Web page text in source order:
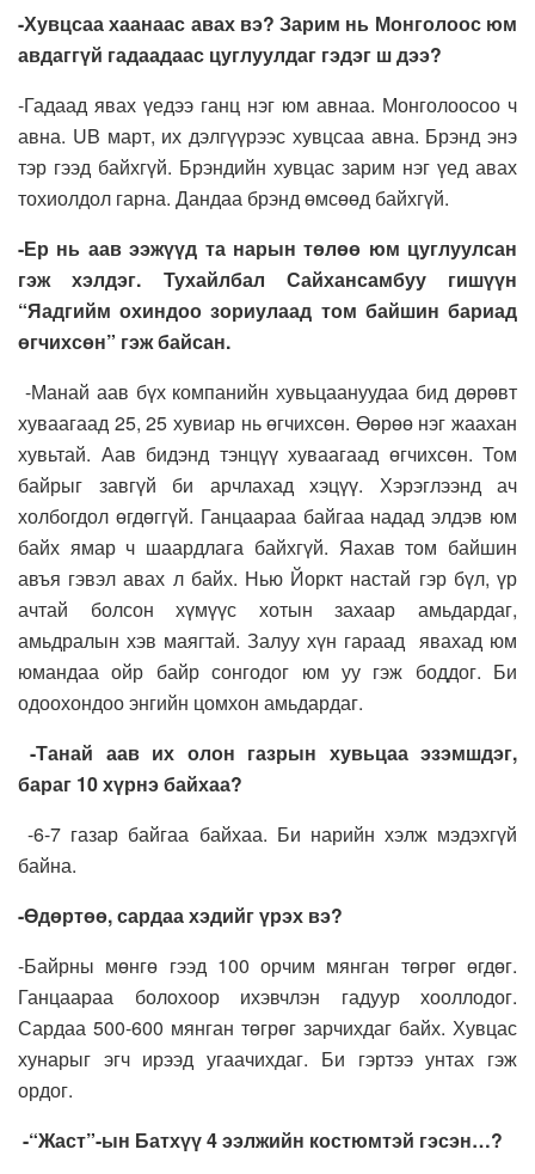
-Хувцсаа хаанаас авах вэ? Зарим нь Монголоос юм
авдаггүй гадаадаас цуглуулдаг гэдэг ш дээ?
-Гадаад явах үедээ ганц нэг юм авнаа. Монголоосоо ч
авна. UB март, их дэлгүүрээс хувцсаа авна. Брэнд энэ
тэр гээд байхгүй. Брэндийн хувцас зарим нэг үед авах
тохиолдол гарна. Дандаа брэнд өмсөөд байхгүй.
-Ер нь аав ээжүүд та нарын төлөө юм цуглуулсан
гэж хэлдэг. Тухайлбал Сайхансамбуу гишүүн
“Яадгийм охиндоо зориулаад том байшин бариад
өгчихсөн” гэж байсан.
-Манай аав бүх компанийн хувьцаануудаа бид дөрөвт
хуваагаад 25, 25 хувиар нь өгчихсөн. Өөрөө нэг жаахан
хувьтай. Аав бидэнд тэнцүү хуваагаад өгчихсөн. Том
байрыг завгүй би арчлахад хэцүү. Хэрэглээнд ач
холбогдол өгдөггүй. Ганцаараа байгаа надад элдэв юм
байх ямар ч шаардлага байхгүй. Яахав том байшин
авъя гэвэл авах л байх. Нью Йоркт настай гэр бүл, үр
ачтай болсон хүмүүс хотын захаар амьдардаг,
амьдралын хэв маягтай. Залуу хүн гараад явахад юм
юмандаа ойр байр сонгодог юм уу гэж боддог. Би
одоохондоо энгийн цомхон амьдардаг.
-Танай аав их олон газрын хувьцаа эзэмшдэг,
бараг 10 хүрнэ байхаа?
-6-7 газар байгаа байхаа. Би нарийн хэлж мэдэхгүй
байна.
-Өдөртөө, сардаа хэдийг үрэх вэ?
-Байрны мөнгө гээд 100 орчим мянган төгрөг өгдөг.
Ганцаараа болохоор ихэвчлэн гадуур хооллодог.
Сардаа 500-600 мянган төгрөг зарчихдаг байх. Хувцас
хунарыг эгч ирээд угаачихдаг. Би гэртээ унтах гэж
ордог.
-“Жаст”-ын Батхүү 4 ээлжийн костюмтэй гэсэн…?